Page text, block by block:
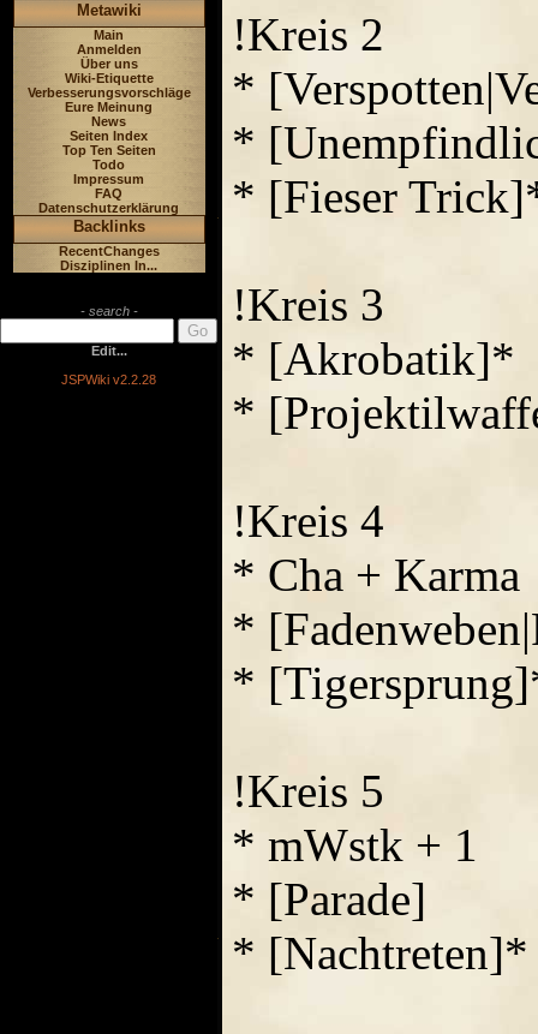
Metawiki
Main
Anmelden
Über uns
Wiki-Etiquette
Verbesserungsvorschläge
Eure Meinung
News
Seiten Index
Top Ten Seiten
Todo
Impressum
FAQ
Datenschutzerklärung
Backlinks
RecentChanges
Disziplinen In...
- search -
Edit...
JSPWiki v2.2.28
!Kreis 2
*
*
* [Fieser
!Kreis 3
* [Akrobatik]*
*
!Kreis 4
* Cha + Karma
*
*
!Kreis 5
* mWstk + 1
* [Parade]
* [Nachtreten]*